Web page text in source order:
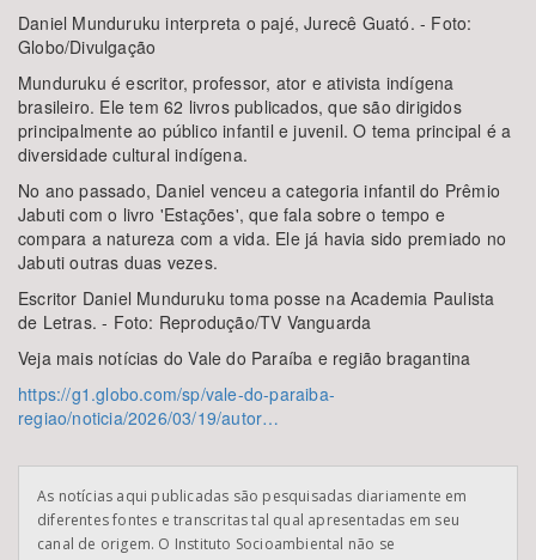
Daniel Munduruku interpreta o pajé, Jurecê Guató. - Foto:
Globo/Divulgação
Munduruku é escritor, professor, ator e ativista indígena
brasileiro. Ele tem 62 livros publicados, que são dirigidos
principalmente ao público infantil e juvenil. O tema principal é a
diversidade cultural indígena.
No ano passado, Daniel venceu a categoria infantil do Prêmio
Jabuti com o livro 'Estações', que fala sobre o tempo e
compara a natureza com a vida. Ele já havia sido premiado no
Jabuti outras duas vezes.
Escritor Daniel Munduruku toma posse na Academia Paulista
de Letras. - Foto: Reprodução/TV Vanguarda
Veja mais notícias do Vale do Paraíba e região bragantina
https://g1.globo.com/sp/vale-do-paraiba-
regiao/noticia/2026/03/19/autor…
As notícias aqui publicadas são pesquisadas diariamente em
diferentes fontes e transcritas tal qual apresentadas em seu
canal de origem. O Instituto Socioambiental não se